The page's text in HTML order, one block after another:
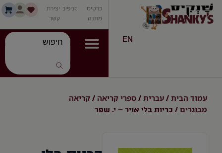
EN
כרטיס
מתנה
סניפים יצירת
קשר
עמוד הבית / עברית / ספרי קריאה / קריאה
מבוגרים / כריות בלי אויר – י. שפר